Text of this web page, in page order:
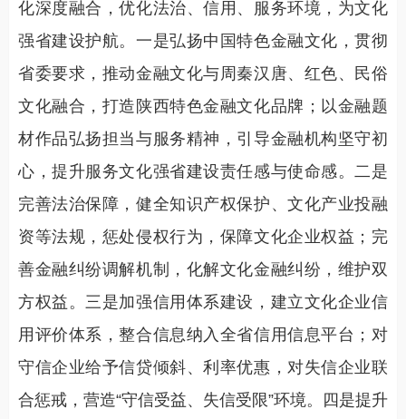
化深度融合，优化法治、信用、服务环境，为文化
强省建设护航。一是弘扬中国特色金融文化，贯彻
省委要求，推动金融文化与周秦汉唐、红色、民俗
文化融合，打造陕西特色金融文化品牌；以金融题
材作品弘扬担当与服务精神，引导金融机构坚守初
心，提升服务文化强省建设责任感与使命感。二是
完善法治保障，健全知识产权保护、文化产业投融
资等法规，惩处侵权行为，保障文化企业权益；完
善金融纠纷调解机制，化解文化金融纠纷，维护双
方权益。三是加强信用体系建设，建立文化企业信
用评价体系，整合信息纳入全省信用信息平台；对
守信企业给予信贷倾斜、利率优惠，对失信企业联
合惩戒，营造“守信受益、失信受限”环境。四是提升